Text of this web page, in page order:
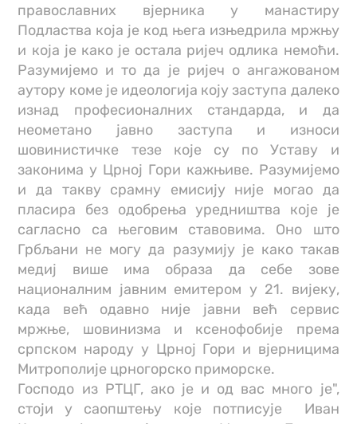
православних вјерника у манастиру
Подластва која је код њега изњедрила мржњу
и која је како је остала ријеч одлика немоћи.
Разумијемо и то да је ријеч о ангажованом
аутору коме је идеологија коју заступа далеко
изнад професионалних стандарда, и да
неометано јавно заступа и износи
шовинистичке тезе које су по Уставу и
законима у Црној Гори кажњиве. Разумијемо
и да такву срамну емисију није могао да
пласира без одобрења уредништва које је
сагласно са његовим ставовима. Оно што
Грбљани не могу да разумију је како такав
медиј више има образа да себе зове
националним јавним емитером у 21. вијеку,
када већ одавно није јавни већ сервис
мржње, шовинизма и ксенофобије према
српском народу у Црној Гори и вјерницима
Митрополије црногорско приморске.
Господо из РТЦГ, ако је и од вас много је",
стоји у саопштењу које потписује Иван